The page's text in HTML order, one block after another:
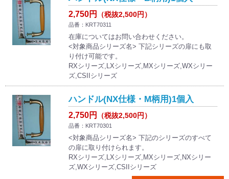
2,750円 （税抜2,500円）
品番：KRT70311
在庫についてはお問い合わせください。
<対象商品シリーズ名> 下記シリーズの扉にも取
り付け可能です。
RXシリーズ,LXシリーズ,MXシリーズ,WXシリー
ズ,CSIIシリーズ
ハンドル(NX仕様・M柄用)1個入
2,750円 （税抜2,500円）
品番：KRT70301
<対象商品シリーズ名> 下記のシリーズのすべて
の扉に取り付けられます。
RXシリーズ,LXシリーズ,MXシリーズ,NXシリー
ズ,WXシリーズ,CSIIシリーズ